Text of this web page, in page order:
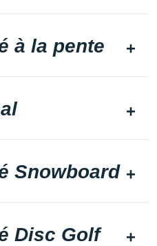
à la pente
Snowboard
Disc Golf